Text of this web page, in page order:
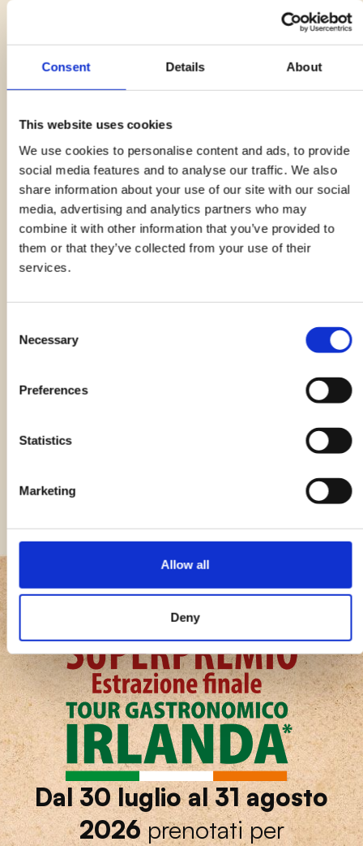
Consent Details About
This website uses cookies
We use cookies to personalise content and ads, to provide
social media features and to analyse our traffic. We also
share information about your use of our site with our social
media, advertising and analytics partners who may
combine it with other information that you’ve provided to
them or that they’ve collected from your use of their
services.
Selection
Necessary
Preferences
Statistics
Marketing
Allow all
Deny
Scopri subito se hai
vinto!
Non aspettare: verifica se sei tu il
vincitore diun barbecue Lotus Grill.
Dal 30 luglio al 31 agosto
2026prenotati per